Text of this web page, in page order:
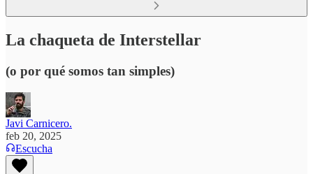
La chaqueta de Interstellar
(o por qué somos tan simples)
Javi Carnicero.
feb 20, 2025
Escucha